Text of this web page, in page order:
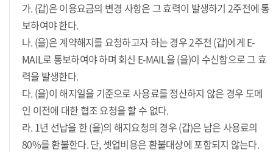
가. (갑)은 이용요금의 변경 사항은 그 효력이 발생하기 2주전에 통
보하여야 한다.
나. (을)은 계약해지를 요청하고자 하는 경우 2주전 (갑)에게 E-
MAIL로 통보하여야 하며 회신 E-MAIL을 (을)이 수신함으로 그 효
력을 발생한다.
다. (을)이 해지일을 기준으로 사용료를 정산하지 않은 경우 도메
인 이전에 대한 협조 요청을 할 수 없다.
라. 1년 선납을 한 (을)의 해지요청의 경우 (갑)은 남은 사용료의
80%를 환불한다. 단, 셋업비용은 환불대상에 포함되지 않는다.